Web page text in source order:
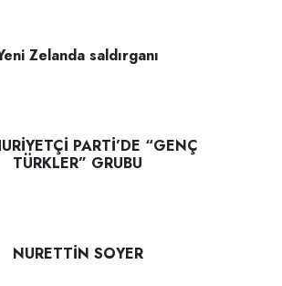
Zelanda saldırganı
PARTİ’DE “GENÇ
TÜRKLER” GRUBU
NURETTİN SOYER